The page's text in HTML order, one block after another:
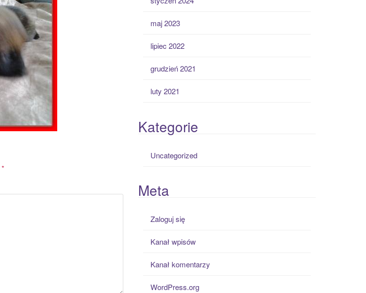
*
maj 2023
lipiec 2022
grudzień 2021
luty 2021
Kategorie
Uncategorized
Meta
Zaloguj się
Kanał wpisów
Kanał komentarzy
WordPress.org